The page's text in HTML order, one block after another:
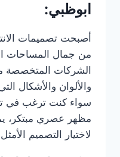
ابوظبي:
أصبحت تصميمات
من جمال المساحات
الشركات المتخصصة
والألوان والأشكال
سواء كنت ترغب في
مظهر عصري مبتكر،
لاختيار التصميم